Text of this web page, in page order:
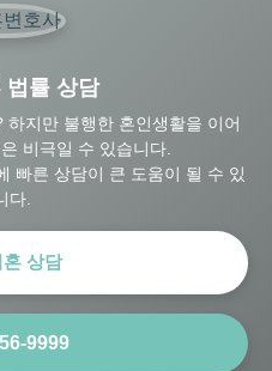
법률 상담
지만 불행한 혼인생활을 이어
비극일 수 있습니다.
빠른 상담이 큰 도움이 될 수 있
다.
상담
9999